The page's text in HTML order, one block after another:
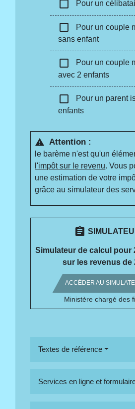
check_box_outline_blank Pour un
check_box_outline_blank
Pour un couple
sans enfant
check_box_outline_blank
Pour un couple
avec 2 enfants
check_box_outline_blank
Pour un parent
enfants
warning Attention :
le barème n'est qu'un
l'impôt sur le revenu. Vous
une estimation de votre
grâce au simulateur des
assignment
Simulateur de calcul pour
sur les revenus de
ACCÉDER AU
Ministère chargé des
Textes de référence
Services en ligne et